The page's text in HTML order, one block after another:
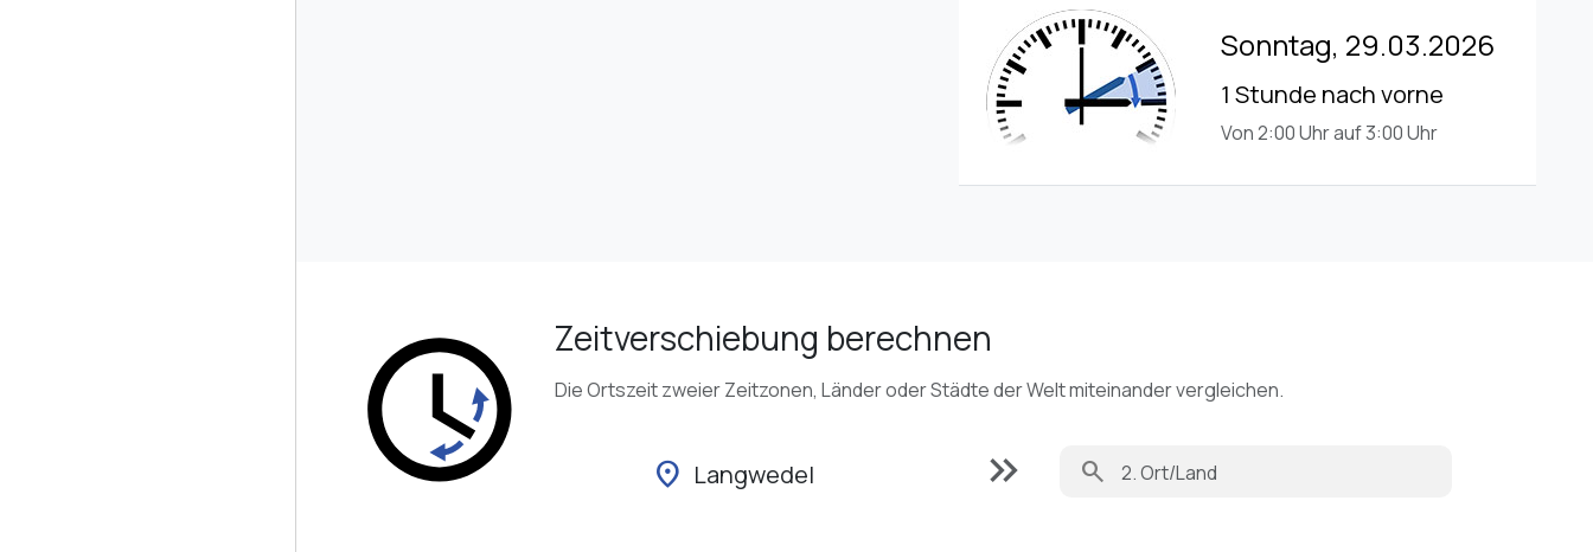
Sonntag, 29.03.2026
1 Stunde nach vorne
Von 2:00 Uhr auf 3:00 Uhr
Zeitverschiebung berechnen
Die Ortszeit zweier Zeitzonen, Länder oder Städte der Welt miteinander vergleichen.
location_on Langwedel keyboard_double_arrow_right search